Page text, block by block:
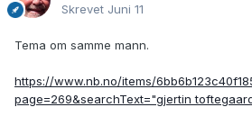
Skrevet Juni 11
Tema om samme mann.
https://www.nb.no/items/
page=269&searchText="gjertin